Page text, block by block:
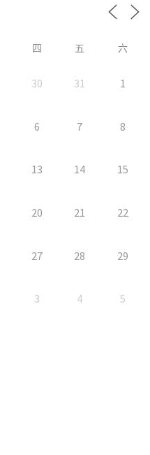
四 五 六
30 31 1
6 7 8
13 14 15
20 21 22
27 28 29
3 4 5